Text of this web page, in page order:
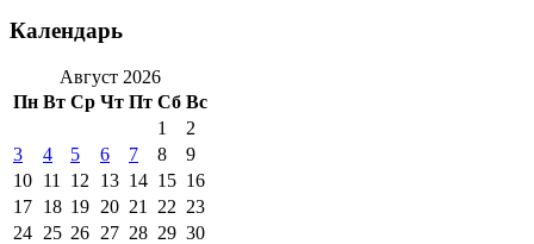
Календарь
Август 2026
Пн Вт Ср Чт Пт Сб Вс
1
2
3
4 5 6 7 8
9
10 11 12 13 14 15 16
17 18 19 20 21 22 23
24 25 26 27 28 29 30